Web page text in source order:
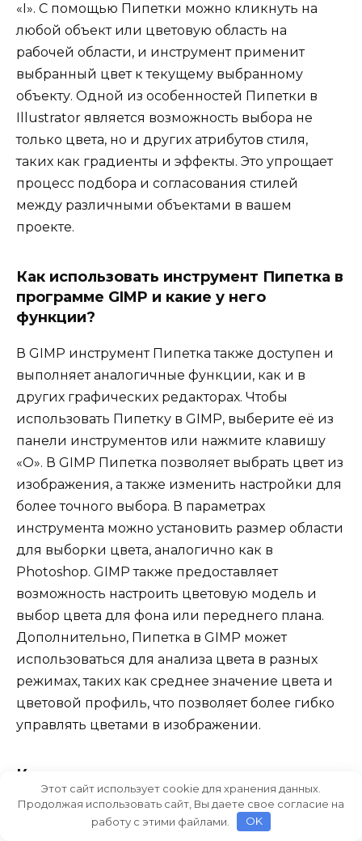
«I». С помощью Пипетки можно кликнуть на
любой объект или цветовую область на
рабочей области, и инструмент применит
выбранный цвет к текущему выбранному
объекту. Одной из особенностей Пипетки в
Illustrator является возможность выбора не
только цвета, но и других атрибутов стиля,
таких как градиенты и эффекты. Это упрощает
процесс подбора и согласования стилей
между различными объектами в вашем
проекте.
Как использовать инструмент Пипетка в
программе GIMP и какие у него
функции?
В GIMP инструмент Пипетка также доступен и
выполняет аналогичные функции, как и в
других графических редакторах. Чтобы
использовать Пипетку в GIMP, выберите её из
панели инструментов или нажмите клавишу
«O». В GIMP Пипетка позволяет выбрать цвет из
изображения, а также изменить настройки для
более точного выбора. В параметрах
инструмента можно установить размер области
для выборки цвета, аналогично как в
Photoshop. GIMP также предоставляет
возможность настроить цветовую модель и
выбор цвета для фона или переднего плана.
Дополнительно, Пипетка в GIMP может
использоваться для анализа цвета в разных
режимах, таких как среднее значение цвета и
цветовой профиль, что позволяет более гибко
управлять цветами в изображении.
Какие есть ограничения и недостатки
использования инструмента Пипетка в
графических редакторах?
Этот сайт использует cookie для хранения данных.
Продолжая использовать сайт, Вы даете свое согласие на
работу с этими файлами.
OK